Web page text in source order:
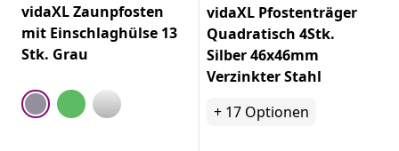
vidaXL Zaunpfosten
mit Einschlaghülse 13
Stk. Grau
vidaXL Pfostenträger
Quadratisch 4Stk.
Silber 46x46mm
Verzinkter Stahl
+ 17 Optionen